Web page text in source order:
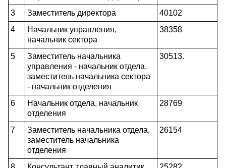
3
Заместитель директора
40102
4
Начальник управления,
начальник сектора
38358
5
Заместитель начальника
управления - начальник отдела,
заместитель начальника сектора
- начальник отделения
30513.
6
Начальник отдела, начальник
отделения
28769
7
Заместитель начальника отдела,
заместитель начальника
отделения
26154